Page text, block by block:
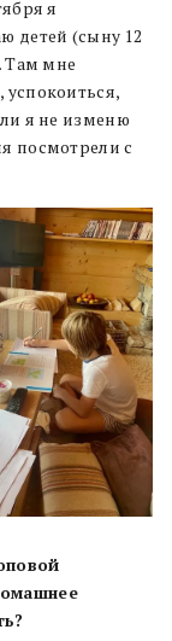
я
детей (сыну 12
Там мне
успокоиться,
я не изменю
посмотрели с